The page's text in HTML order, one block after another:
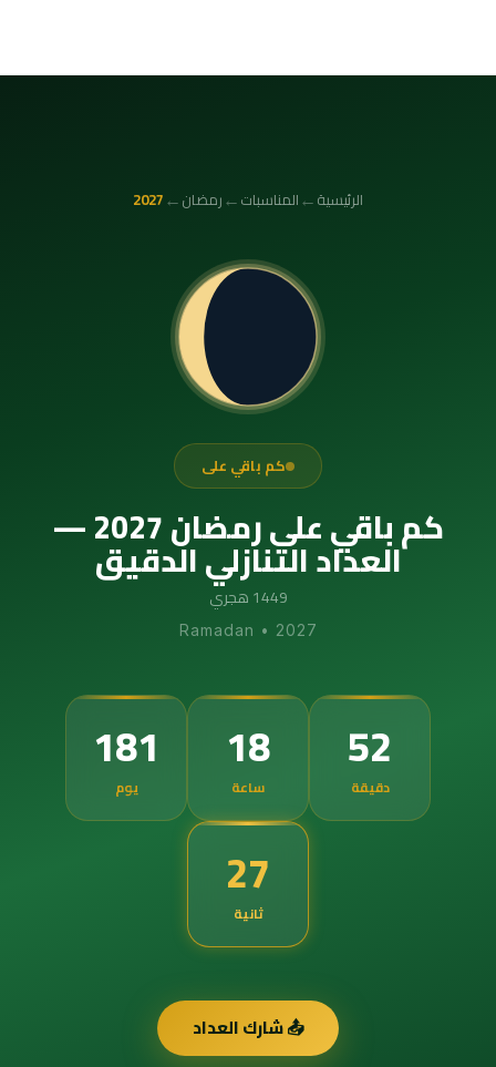
الرئيسية←المناسبات←رمضان←
2027
كم باقي على
كم باقي على رمضان 2027 —
العداد التنازلي الدقيق
1449 هجري
Ramadan • 2027
181
يوم
18
ساعة
52
دقيقة
26
ثانية
📤 شارك العداد